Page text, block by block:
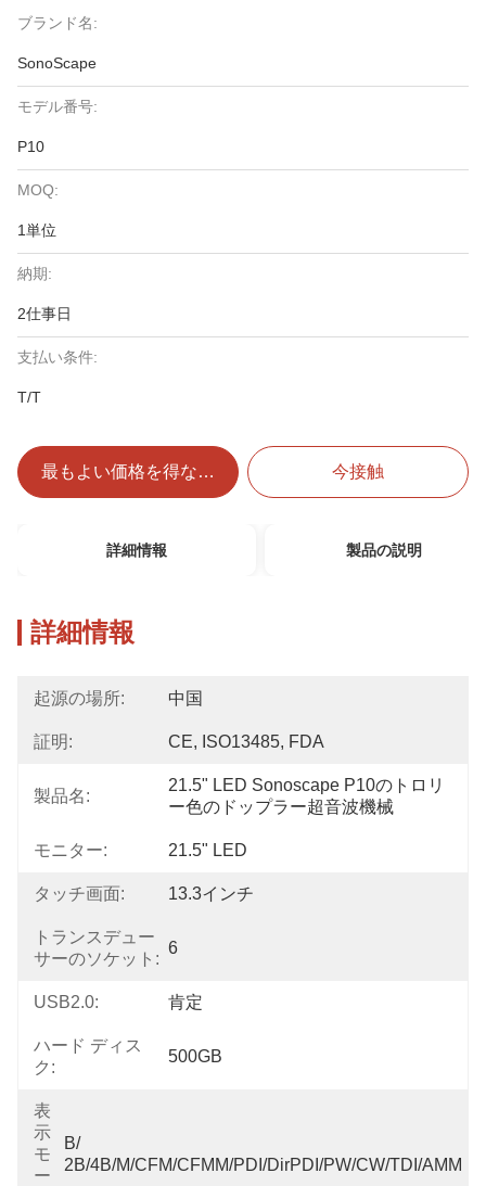
ブランド名:
SonoScape
モデル番号:
P10
MOQ:
1単位
納期:
2仕事日
支払い条件:
T/T
最もよい価格を得なさい 今接触
詳細情報 製品の説明
詳細情報
起源の場所: 中国
証明: CE, ISO13485, FDA
製品名:
21.5" LED Sonoscape P10のトロリ
ー色のドップラー超音波機械
モニター: 21.5" LED
タッチ画面: 13.3インチ
トランスデュー
サーのソケット:
6
USB2.0: 肯定
ハード ディス
ク:
500GB
表
示
モ
ー
B/
2B/4B/M/CFM/CFMM/PDI/DirPDI/PW/CW/TDI/AMM